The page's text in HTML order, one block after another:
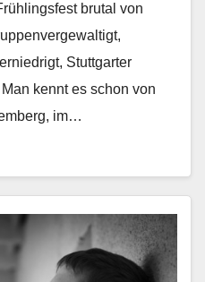
brutal von
Stuttgarter
kennt es schon von
im…